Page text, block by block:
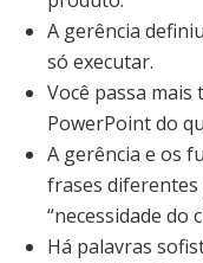
A gerência
só executar.
Você passa
PowerPoint do
A gerência e os
frases diferentes
“necessidade do
Há palavras